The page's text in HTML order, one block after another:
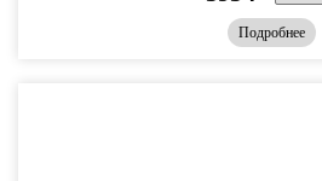
Подробнее